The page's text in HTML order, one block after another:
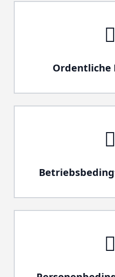
Ordentliche